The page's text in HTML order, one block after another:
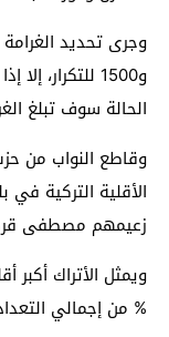
و1500
الحالة سوف تبلغ
وقاطع النواب من
الأقلية التركية في
زعيمهم مصطفى
% من إجمالي التعداد